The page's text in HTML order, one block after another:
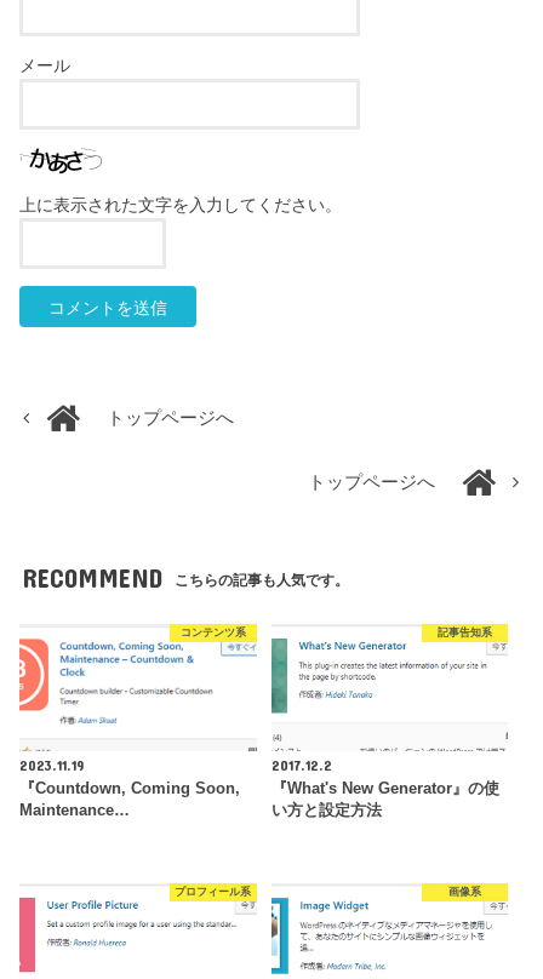
メール
上に表示された文字を入力してください。
トップページへ
トップページへ
RECOMMEND こちらの記事も人気です。
コンテンツ系
2023.11.19
『Countdown, Coming Soon,
Maintenance…
記事告知系
2017.12.2
『What's New Generator』の使
い方と設定方法
プロフィール系 画像系